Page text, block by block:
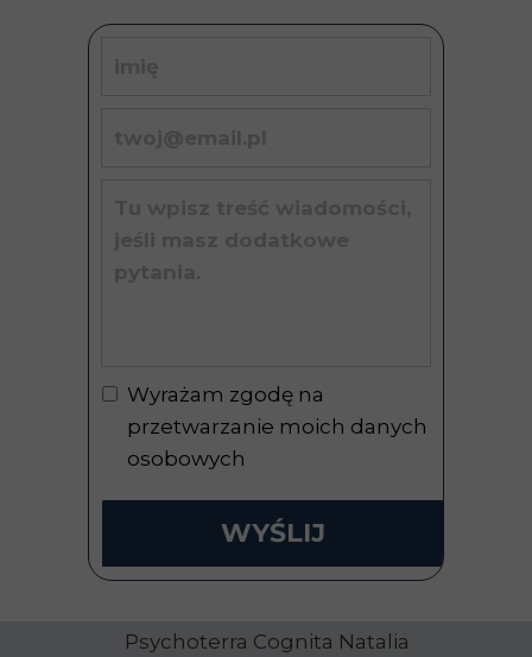
Wyrażam zgodę na
przetwarzanie moich danych
osobowych
WYŚLIJ
Psychoterra Cognita Natalia